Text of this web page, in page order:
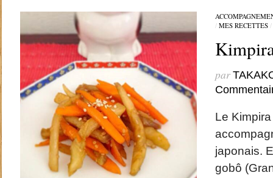
/ MES RECETTES/
par
Le
japonais.
gobô